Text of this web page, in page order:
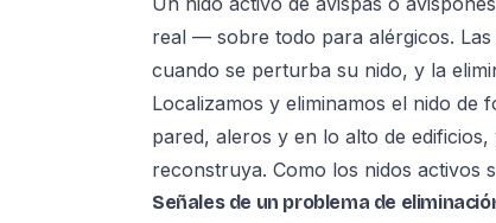
real — sobre todo para alérgicos.
cuando se perturba su nido, y la
Localizamos y eliminamos el nido de
pared, aleros y en lo alto de
reconstruya. Como los nidos activos
Señales de un problema de